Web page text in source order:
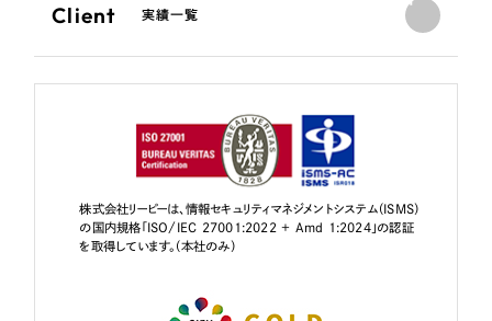
Client 実績一覧
株式会社リーピーは、情報セキュリティマネジメントシステム（ISMS）
の国内規格「ISO/IEC 27001:2022 + Amd 1:2024」の認証
を取得しています。（本社のみ）